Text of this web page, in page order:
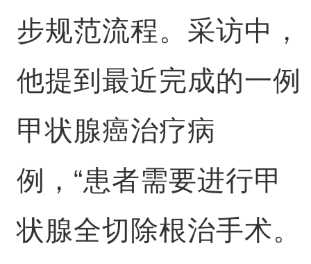
步规范流程。采访中，
他提到最近完成的一例
甲状腺癌治疗病
例，“患者需要进行甲
状腺全切除根治手术。